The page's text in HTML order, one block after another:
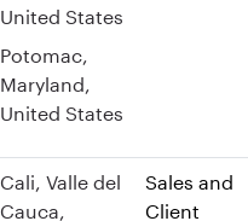
United States
Potomac,
Maryland,
United States
Cali, Valle del
Cauca,
Sales and
Client